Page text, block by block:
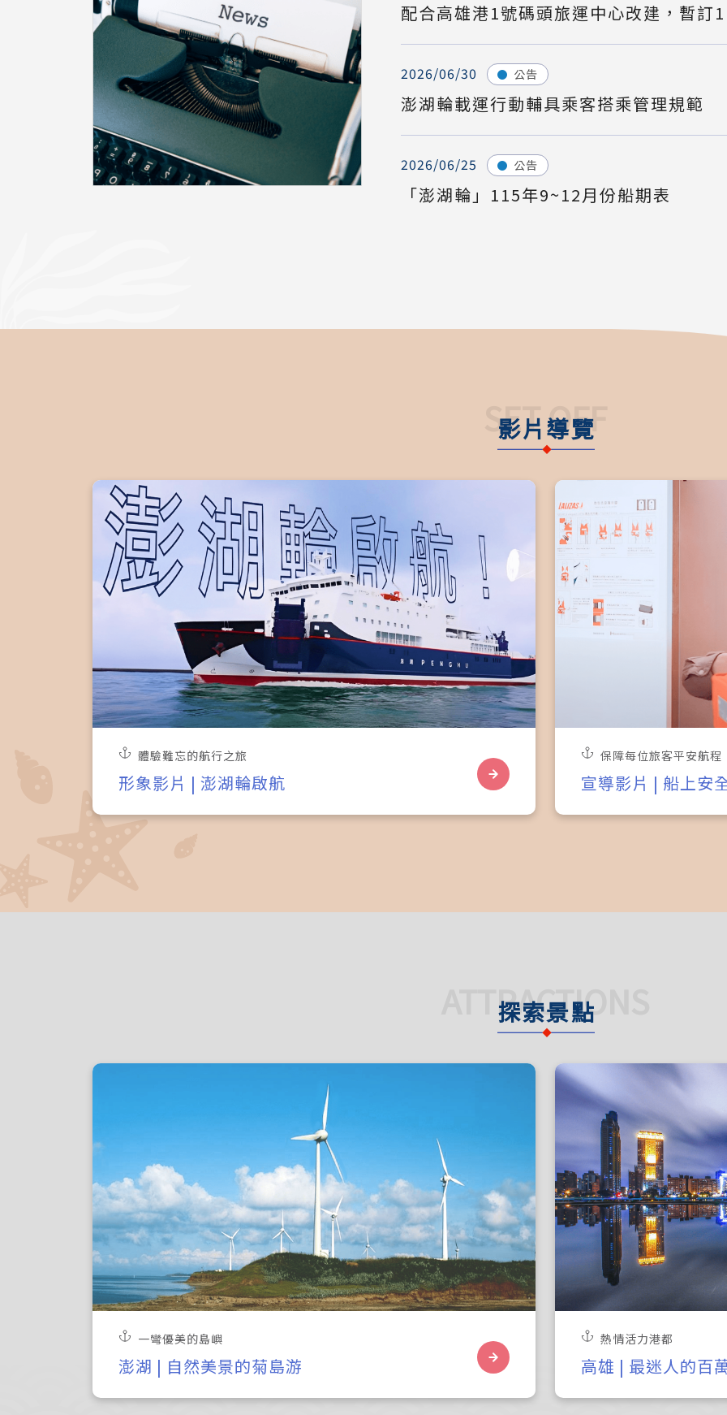
配合高雄港1號碼頭旅運中心改建，暫訂
2026/06/30 公告
澎湖輪載運行動輔具乘客搭乘管理規範
2026/06/25 公告
「澎湖輪」115年9~12月份船期表
SET OFF
影片導覽
體驗難忘的航行之旅
形象影片 | 澎湖輪啟航
保障每位旅客平安航程
宣導影片 | 船上安
ATTRACTIONS
探索景點
一彎優美的島嶼
澎湖 | 自然美景的菊島游
熱情活力港都
高雄 | 最迷人的百